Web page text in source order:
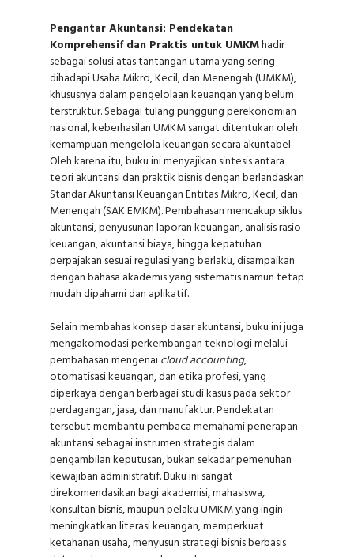
Pengantar Akuntansi: Pendekatan
Komprehensif dan Praktis untuk UMKMhadir
sebagai solusi atas tantangan utama yang sering
dihadapi Usaha Mikro, Kecil, dan Menengah (UMKM),
khususnya dalam pengelolaan keuangan yang belum
terstruktur. Sebagai tulang punggung perekonomian
nasional, keberhasilan UMKM sangat ditentukan oleh
kemampuan mengelola keuangan secara akuntabel.
Oleh karena itu, buku ini menyajikan sintesis antara
teori akuntansi dan praktik bisnis dengan berlandaskan
Standar Akuntansi Keuangan Entitas Mikro, Kecil, dan
Menengah (SAK EMKM). Pembahasan mencakup siklus
akuntansi, penyusunan laporan keuangan, analisis rasio
keuangan, akuntansi biaya, hingga kepatuhan
perpajakan sesuai regulasi yang berlaku, disampaikan
dengan bahasa akademis yang sistematis namun tetap
mudah dipahami dan aplikatif.
Selain membahas konsep dasar akuntansi, buku ini juga
mengakomodasi perkembangan teknologi melalui
pembahasan mengenaicloud accounting,
otomatisasi keuangan, dan etika profesi, yang
diperkaya dengan berbagai studi kasus pada sektor
perdagangan, jasa, dan manufaktur. Pendekatan
tersebut membantu pembaca memahami penerapan
akuntansi sebagai instrumen strategis dalam
pengambilan keputusan, bukan sekadar pemenuhan
kewajiban administratif. Buku ini sangat
direkomendasikan bagi akademisi, mahasiswa,
konsultan bisnis, maupun pelaku UMKM yang ingin
meningkatkan literasi keuangan, memperkuat
ketahanan usaha, menyusun strategi bisnis berbasis